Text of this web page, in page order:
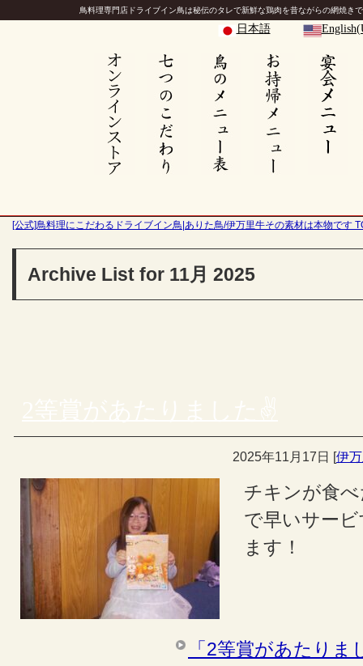
鳥料理専門店ドライブイン鳥は秘伝のタレで新鮮な鶏肉を昔ながらの網焼き
日本語
[公式]鳥料理にこだわるドライブイン鳥|ありた鳥/伊万里牛その素材は本物です
Archive List for 11月 2025
2025年11月17日 [伊
チキンが食
で早いサー
ます！
「2等賞があたり